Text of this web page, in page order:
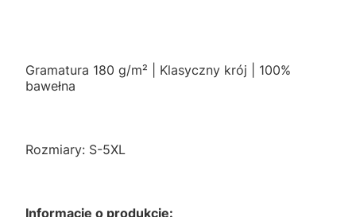
Gramatura 180 g/m² | Klasyczny krój | 100%
bawełna
Rozmiary: S-5XL
Informacje o produkcie: